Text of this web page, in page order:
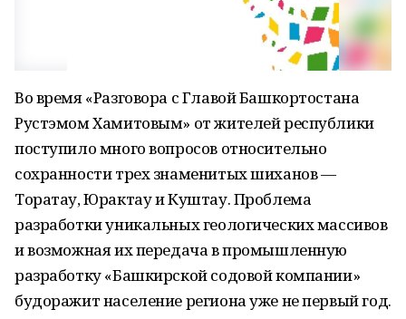
Во время «Разговора с Главой Башкортостана
Рустэмом Хамитовым» от жителей республики
поступило много вопросов относительно
сохранности трех знаменитых шиханов —
Торатау, Юрактау и Куштау. Проблема
разработки уникальных геологических массивов
и возможная их передача в промышленную
разработку «Башкирской содовой компании»
будоражит население региона уже не первый год.